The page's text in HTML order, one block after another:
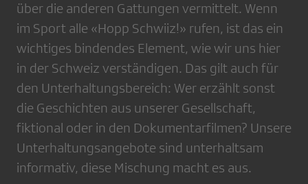
über die anderen Gattungen vermittelt. Wenn
im Sport alle «Hopp Schwiiz!» rufen, ist das ein
wichtiges bindendes Element, wie wir uns hier
in der Schweiz verständigen. Das gilt auch für
den Unterhaltungsbereich: Wer erzählt sonst
die Geschichten aus unserer Gesellschaft,
fiktional oder in den Dokumentarfilmen? Unsere
Unterhaltungsangebote sind unterhaltsam
informativ, diese Mischung macht es aus.